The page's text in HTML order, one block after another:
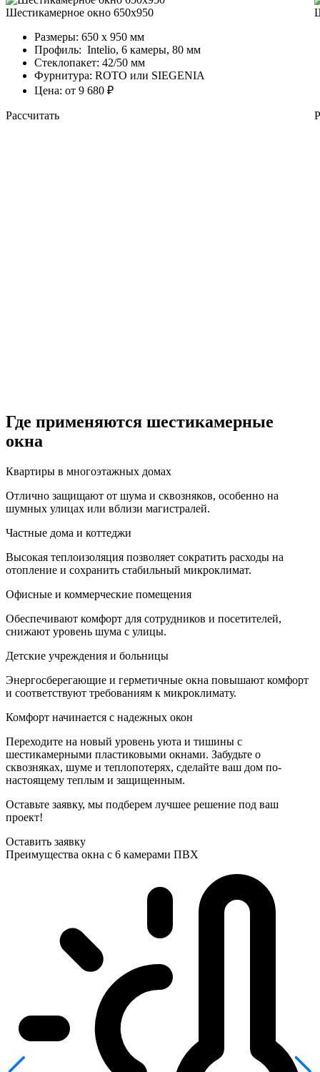
Шестикамерное окно 650x950
Размеры: 650 х 950 мм
Профиль: Intelio, 6 камеры, 80 мм
Стеклопакет: 42/50 мм
Фурнитура: ROTO или SIEGENIA
Цена: от 9 680 ₽
Рассчитать
Где применяются шестикамерные
окна
Квартиры в многоэтажных домах
Отлично защищают от шума и сквозняков, особенно на
шумных улицах или вблизи магистралей.
Частные дома и коттеджи
Высокая теплоизоляция позволяет сократить расходы на
отопление и сохранить стабильный микроклимат.
Офисные и коммерческие помещения
Обеспечивают комфорт для сотрудников и посетителей,
снижают уровень шума с улицы.
Детские учреждения и больницы
Энергосберегающие и герметичные окна повышают комфорт
и соответствуют требованиям к микроклимату.
Комфорт начинается с надежных окон
Переходите на новый уровень уюта и тишины с
шестикамерными пластиковыми окнами. Забудьте о
сквозняках, шуме и теплопотерях, сделайте ваш дом по-
настоящему теплым и защищенным.
Оставьте заявку, мы подберем лучшее решение под ваш
проект!
Оставить заявку
Преимущества окна с 6 камерами ПВХ